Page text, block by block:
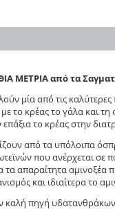
ΜΕΤΡΙΑ από τα
μία από τις καλύτερες
με το κρέας το γάλα και
το κρέας στην
από τα υπόλοιπα
που ανέρχεται σε
τα απαραίτητα αμινοξέα
και ιδιαίτερα το
καλή πηγή